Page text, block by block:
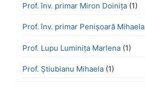
Prof. înv. primar Miron Doinița (1)
Prof. înv. primar Penișoară Mihaela
Prof. Lupu Luminița Marlena (1)
Prof. Știubianu Mihaela (1)